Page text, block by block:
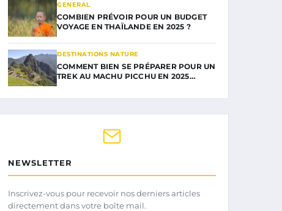
GENERAL
COMBIEN PRÉVOIR POUR UN BUDGET
VOYAGE EN THAÏLANDE EN 2025 ?
DESTINATIONS NATURE
COMMENT BIEN SE PRÉPARER POUR UN
TREK AU MACHU PICCHU EN 2025…
NEWSLETTER
Inscrivez-vous pour recevoir nos derniers articles
directement dans votre boîte mail.